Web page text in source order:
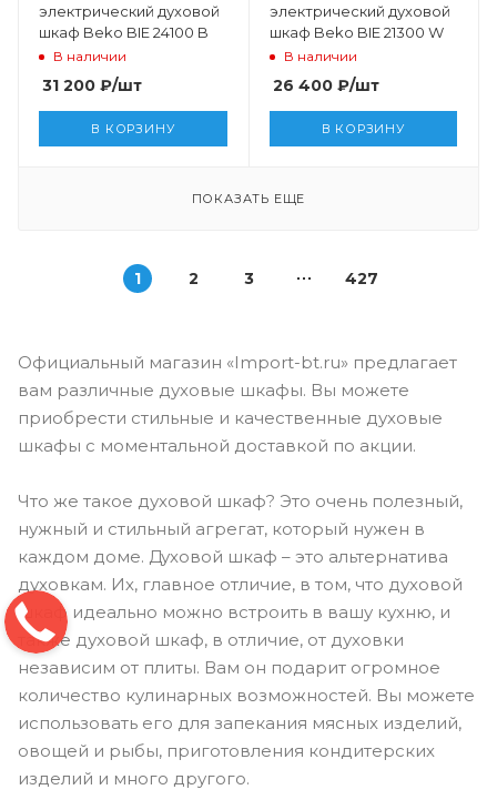
электрический духовой
шкаф Beko BIE 24100 B
В наличии
31 200 ₽/шт
В КОРЗИНУ
электрический духовой
шкаф Beko BIE 21300 W
В наличии
26 400₽/шт
В КОРЗИНУ
ПОКАЗАТЬ ЕЩЕ
1 2 3 427
Официальный магазин «Import-bt.ru» предлагает
вам различные духовые шкафы. Вы можете
приобрести стильные и качественные духовые
шкафы с моментальной доставкой по акции.
Что же такое духовой шкаф? Это очень полезный,
нужный и стильный агрегат, который нужен в
каждом доме. Духовой шкаф – это альтернатива
духовкам. Их, главное отличие, в том, что духовой
шкаф идеально можно встроить в вашу кухню, и
также духовой шкаф, в отличие, от духовки
независим от плиты. Вам он подарит огромное
количество кулинарных возможностей. Вы можете
использовать его для запекания мясных изделий,
овощей и рыбы, приготовления кондитерских
изделий и много другого.